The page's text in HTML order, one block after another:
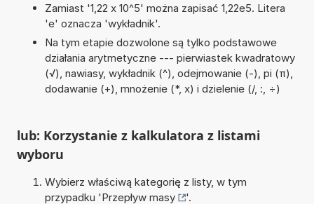
Zamiast '1,22 x 10^5' można zapisać 1,22e5. Litera
'e' oznacza 'wykładnik'.
Na tym etapie dozwolone są tylko podstawowe
działania arytmetyczne --- pierwiastek kwadratowy
(√), nawiasy, wykładnik (^), odejmowanie (-), pi (π),
dodawanie (+), mnożenie (*, x) i dzielenie (/, :, ÷)
lub: Korzystanie z kalkulatora z listami
wyboru
Wybierz właściwą kategorię z listy, w tym
przypadku 'Przepływ masy
'.